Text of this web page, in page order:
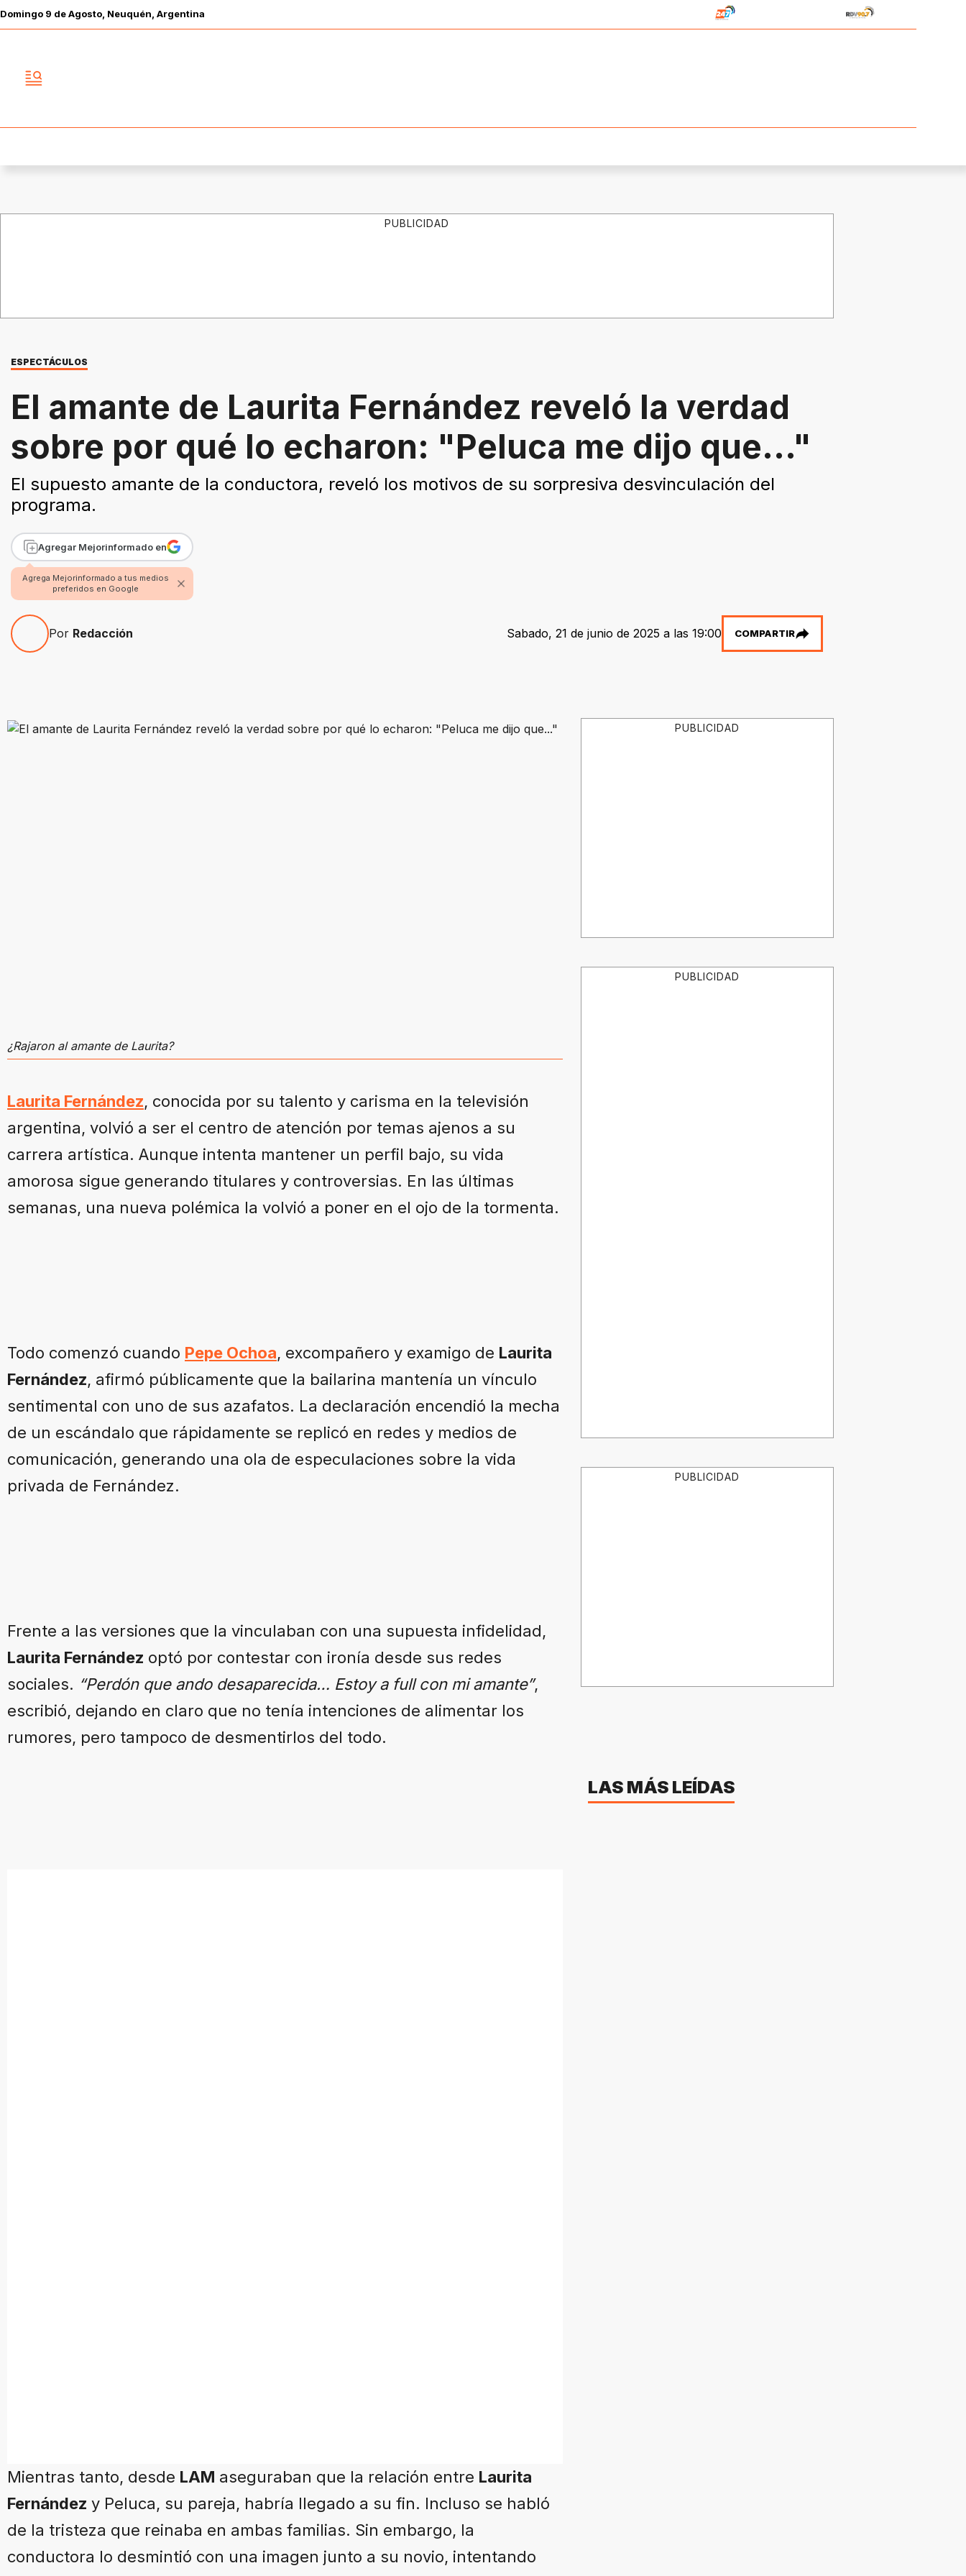
Domingo 9 deAgosto , Neuquén, Argentina
PUBLICIDAD
ESPECTÁCULOS
El amante de Laurita Fernández reveló la verdad
sobre por qué lo echaron: "Peluca me dijo que..."
El supuesto amante de la conductora, reveló los motivos de su sorpresiva desvinculación del
programa.
Agregar Mejorinformado en
Agrega Mejorinformado a tus medios
preferidos en Google
Por Redacción Sabado, 21 de junio de 2025 a las 19:00 COMPARTIR
¿Rajaron al amante de Laurita?
Laurita Fernández, conocida por su talento y carisma en la televisión
argentina, volvió a ser el centro de atención por temas ajenos a su
carrera artística. Aunque intenta mantener un perfil bajo, su vida
amorosa sigue generando titulares y controversias. En las últimas
semanas, una nueva polémica la volvió a poner en el ojo de la tormenta.
Todo comenzó cuando Pepe Ochoa, excompañero y examigo de Laurita
Fernández, afirmó públicamente que la bailarina mantenía un vínculo
sentimental con uno de sus azafatos. La declaración encendió la mecha
de un escándalo que rápidamente se replicó en redes y medios de
comunicación, generando una ola de especulaciones sobre la vida
privada de Fernández.
Frente a las versiones que la vinculaban con una supuesta infidelidad,
Laurita Fernández optó por contestar con ironía desde sus redes
sociales. “Perdón que ando desaparecida… Estoy a full con mi amante”,
escribió, dejando en claro que no tenía intenciones de alimentar los
rumores, pero tampoco de desmentirlos del todo.
Mientras tanto, desde LAM aseguraban que la relación entre Laurita
Fernández y Peluca, su pareja, habría llegado a su fin. Incluso se habló
de la tristeza que reinaba en ambas familias. Sin embargo, la
conductora lo desmintió con una imagen junto a su novio, intentando
PUBLICIDAD
PUBLICIDAD
PUBLICIDAD
LAS MÁS LEÍDAS